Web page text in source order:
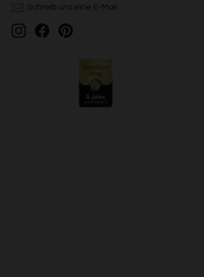
Schreib uns eine E-Mail
Instagram
FacebookPinterest